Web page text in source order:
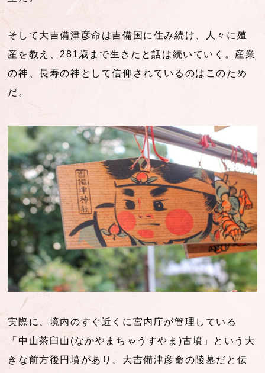
そして大吉備津彦命は吉備国に住み続け、人々に殖
産を教え、281歳まで生きたと話は続いていく。産業
の神、長寿の神として信仰されているのはこのため
だ。
実際に、境内のすぐ近くに宮内庁が管理している
「中山茶臼山(なかやまちゃうすやま)古墳」という大
きな前方後円墳があり、大吉備津彦命の陵墓だと伝